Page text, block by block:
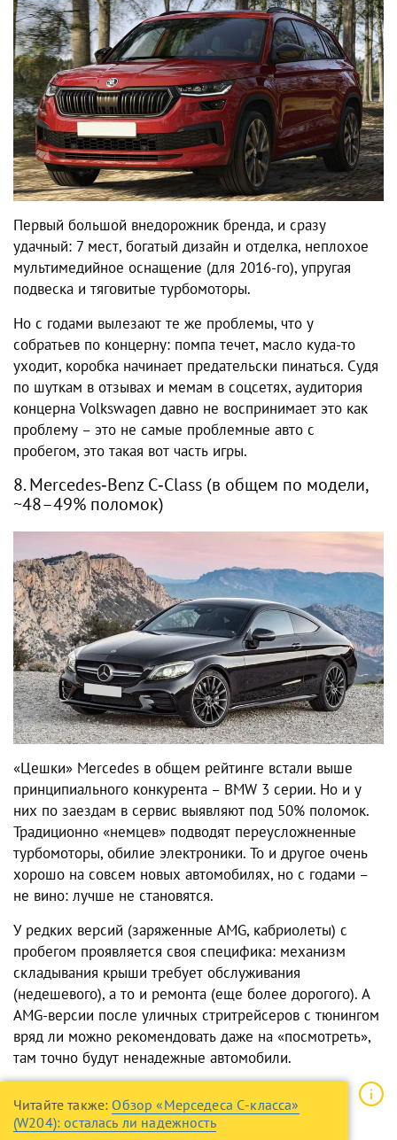
Первый большой внедорожник бренда, и сразу
удачный: 7 мест, богатый дизайн и отделка, неплохое
мультимедийное оснащение (для 2016-го), упругая
подвеска и тяговитые турбомоторы.
Но с годами вылезают те же проблемы, что у
собратьев по концерну: помпа течет, масло куда-то
уходит, коробка начинает предательски пинаться. Судя
по шуткам в отзывах и мемам в соцсетях, аудитория
концерна Volkswagen давно не воспринимает это как
проблему – это не самые проблемные авто с
пробегом, это такая вот часть игры.
8. Mercedes‑Benz C‑Class (в общем по модели,
~48–49% поломок)
«Цешки» Mercedes в общем рейтинге встали выше
принципиального конкурента – BMW 3 серии. Но и у
них по заездам в сервис выявляют под 50% поломок.
Традиционно «немцев» подводят переусложненные
турбомоторы, обилие электроники. То и другое очень
хорошо на совсем новых автомобилях, но с годами –
не вино: лучше не становятся.
У редких версий (заряженные AMG, кабриолеты) с
пробегом проявляется своя специфика: механизм
складывания крыши требует обслуживания
(недешевого), а то и ремонта (еще более дорогого). А
AMG-версии после уличных стритрейсеров с тюнингом
вряд ли можно рекомендовать даже на «посмотреть»,
там точно будут ненадежные автомобили.
Читайте также: Обзор «Мерседеса С-класса»
(W204): осталась ли надежность